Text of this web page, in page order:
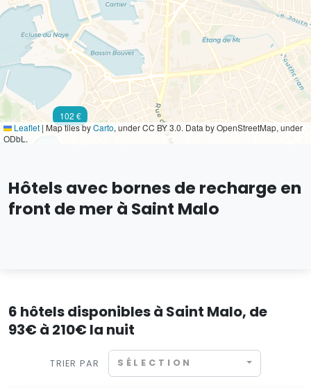
102 €
Leaflet | Map tiles byCarto, under CC BY 3.0. Data by OpenStreetMap, under
ODbL.
Hôtels avec bornes de recharge en
front de mer à Saint Malo
6 hôtels disponibles à Saint Malo, de
93€ à 210€ la nuit
TRIER PAR SÉLECTION